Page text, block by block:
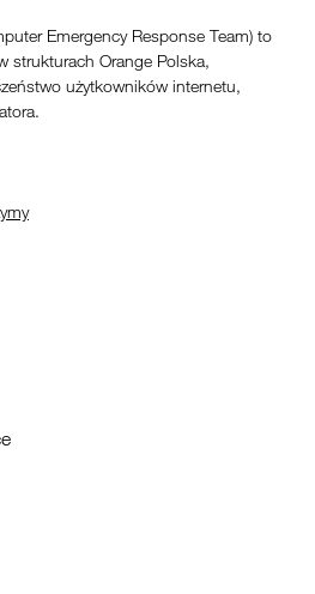
Emergency Response Team) to
strukturach Orange Polska,
użytkowników internetu,